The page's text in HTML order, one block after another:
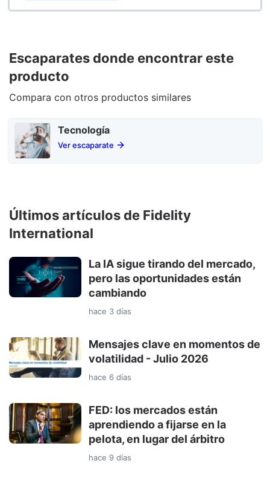
Escaparates donde encontrar este
producto
Compara con otros productos similares
Tecnología
Ver escaparate
Últimos artículos de Fidelity
International
La IA sigue tirando del mercado,
pero las oportunidades están
cambiando
hace 3 días
Mensajes clave en momentos de
volatilidad - Julio 2026
hace 6 días
FED: los mercados están
aprendiendo a fijarse en la
pelota, en lugar del árbitro
hace 9 días